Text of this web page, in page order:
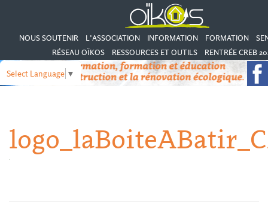
NOUS SOUTENIR L’ASSOCIATION INFORMATION FORMATION
RÉSEAU OÏKOS
RESSOURCES ET OUTILS RENTRÉE CREB
Select Language ▼